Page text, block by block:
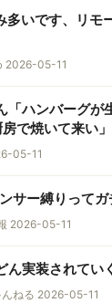
多いです、リモ
2026-05-11
「ハンバーグが
で焼いて来い
05-11
サー縛りって
2026-05-11
ん実装されてい
んねる 2026-05-11